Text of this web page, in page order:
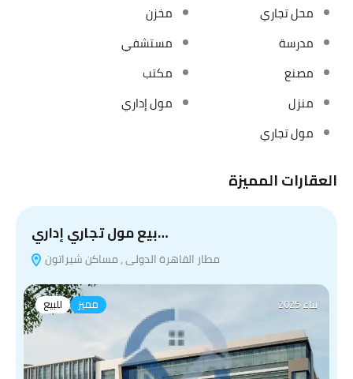
محل تجاري
مخزن
مدرسة
مستشفي
مصنع
مكتب
منزل
مول إداري
مول تجاري
العقارات المميزة
بيع مول تجاري إداري…
مطار القاهرة الدولى , مساكن شيراتون
للبيع مميز بناء 2025